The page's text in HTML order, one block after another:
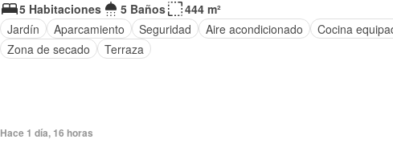
5 Habitaciones
5 Baños
444 m²
Jardín
Aparcamiento Seguridad Aire acondicionado
Cocina
Zona de secado
Terraza
Hace 1 día, 16 horas